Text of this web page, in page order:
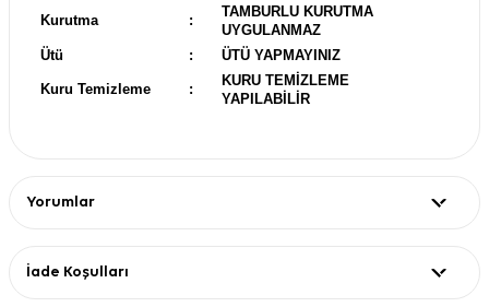
Kurutma :
TAMBURLU KURUTMA
UYGULANMAZ
Ütü
: ÜTÜ YAPMAYINIZ
Kuru Temizleme :
KURU TEMİZLEME
YAPILABİLİR
Yorumlar
İade Koşulları